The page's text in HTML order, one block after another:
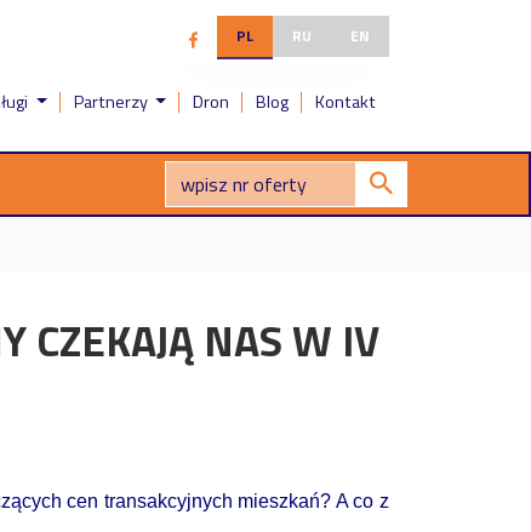
PL RU EN
Partnerzy Dron Blog Kontakt
CZEKAJĄ NAS W IV
cen transakcyjnych mieszkań? A co z